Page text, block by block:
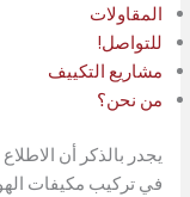
المقاولات
للتواصل!
مشاريع التكييف
من نحن؟
يجدر بالذكر أن
في تركيب مكيفات